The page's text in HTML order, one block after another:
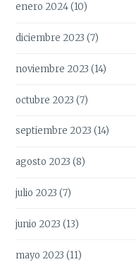
enero 2024(10)
diciembre 2023 (7)
noviembre 2023 (14)
octubre 2023 (7)
septiembre 2023 (14)
agosto 2023 (8)
julio 2023 (7)
junio 2023 (13)
mayo 2023 (11)